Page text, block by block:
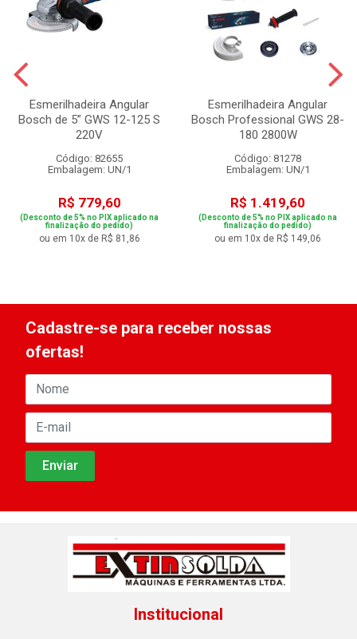
Esmerilhadeira Angular
Bosch de 5” GWS 12-125 S
220V
Código: 82655
Embalagem: UN/1
R$ 779,60
(Desconto de 5% no PIX aplicado na
finalização do pedido)
ou em 10x de R$ 81,86
Esmerilhadeira Angular
Bosch Professional GWS 28-
180 2800W
Código: 81278
Embalagem: UN/1
R$ 1.419,60
(Desconto de 5% no PIX aplicado na
finalização do pedido)
ou em 10x de R$ 149,06
Cadastre-se para receber nossas
ofertas!
Institucional